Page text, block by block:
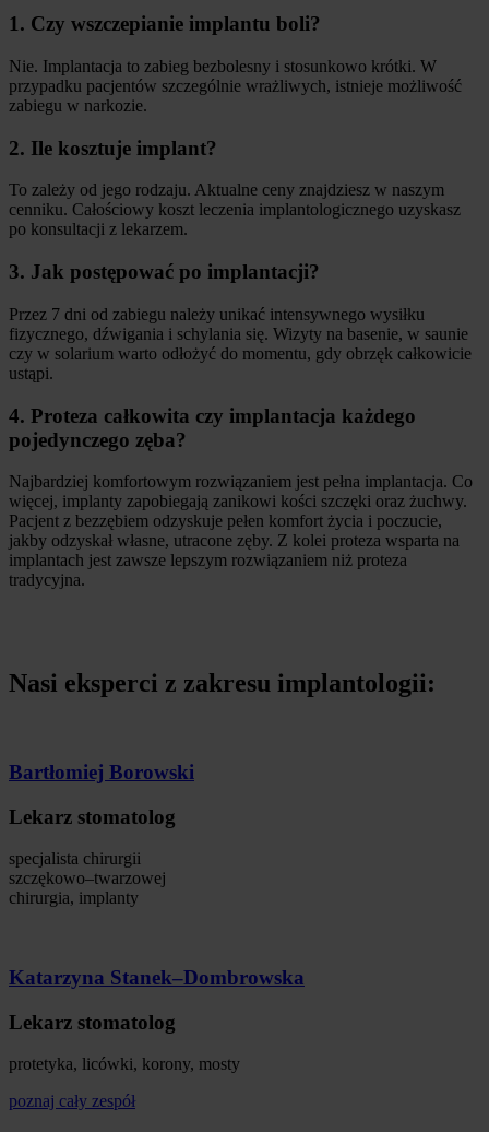
1. Czy wszczepianie implantu boli?
Nie. Implantacja to zabieg bezbolesny i stosunkowo krótki. W
przypadku pacjentów szczególnie wrażliwych, istnieje możliwość
zabiegu w narkozie.
2. Ile kosztuje implant?
To zależy od jego rodzaju. Aktualne ceny znajdziesz w naszym
cenniku. Całościowy koszt leczenia implantologicznego uzyskasz
po konsultacji z lekarzem.
3. Jak postępować po implantacji?
Przez 7 dni od zabiegu należy unikać intensywnego wysiłku
fizycznego, dźwigania i schylania się. Wizyty na basenie, w saunie
czy w solarium warto odłożyć do momentu, gdy obrzęk całkowicie
ustąpi.
4. Proteza całkowita czy implantacja każdego
pojedynczego zęba?
Najbardziej komfortowym rozwiązaniem jest pełna implantacja. Co
więcej, implanty zapobiegają zanikowi kości szczęki oraz żuchwy.
Pacjent z bezzębiem odzyskuje pełen komfort życia i poczucie,
jakby odzyskał własne, utracone zęby. Z kolei proteza wsparta na
implantach jest zawsze lepszym rozwiązaniem niż proteza
tradycyjna.
Nasi eksperci z zakresu implantologii:
Bartłomiej Borowski
Lekarz stomatolog
specjalista chirurgii
szczękowo–twarzowej
chirurgia, implanty
Katarzyna Stanek–Dombrowska
Lekarz stomatolog
protetyka, licówki, korony, mosty
poznaj cały zespół